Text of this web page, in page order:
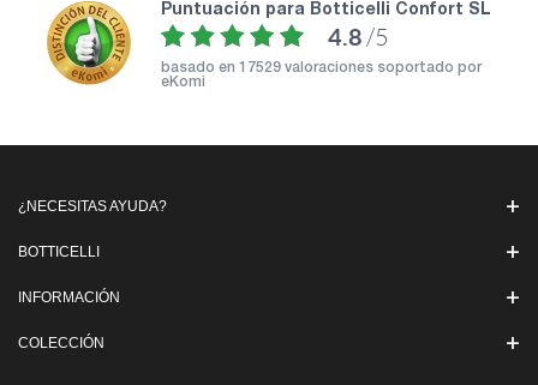
puntuación para Botticelli Confort SL
4.8 /5
basado en 17529 valoraciones soportado por
eKomi
¿NECESITAS AYUDA?
BOTTICELLI
INFORMACIÓN
COLECCIÓN